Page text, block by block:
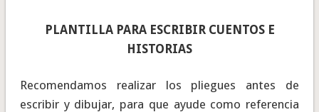
PLANTILLA PARA ESCRIBIR CUENTOS E
HISTORIAS
Recomendamos realizar los pliegues antes de
escribir y dibujar, para que ayude como referencia